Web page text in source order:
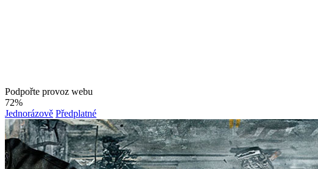
Podpořte provoz webu
72%
Jednorázově Předplatné